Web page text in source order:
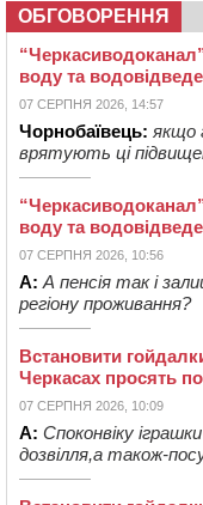
ОБГОВОРЕННЯ
воду та
07 СЕРПНЯ 2026, 14:57
Чорнобаївець: якщо
врятують ці
воду та
07 СЕРПНЯ 2026, 10:56
А: А пенсія так і
регіону проживання?
Встановити
Черкасах просять
07 СЕРПНЯ 2026, 10:09
А: Споконвіку
дозвілля,а також-